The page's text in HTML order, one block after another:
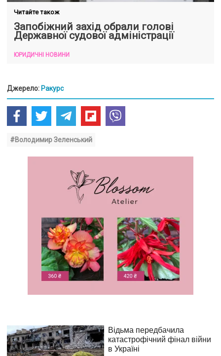
Читайте також
Запобіжний захід обрали голові
Державної судової адміністрації
ЮРИДИЧНІ НОВИНИ
Джерело: Ракурс
#Володимир Зеленський